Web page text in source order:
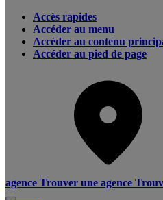
Accès rapides
Accéder au menu
Accéder au contenu
Accéder au pied de page
agence Trouver une agence